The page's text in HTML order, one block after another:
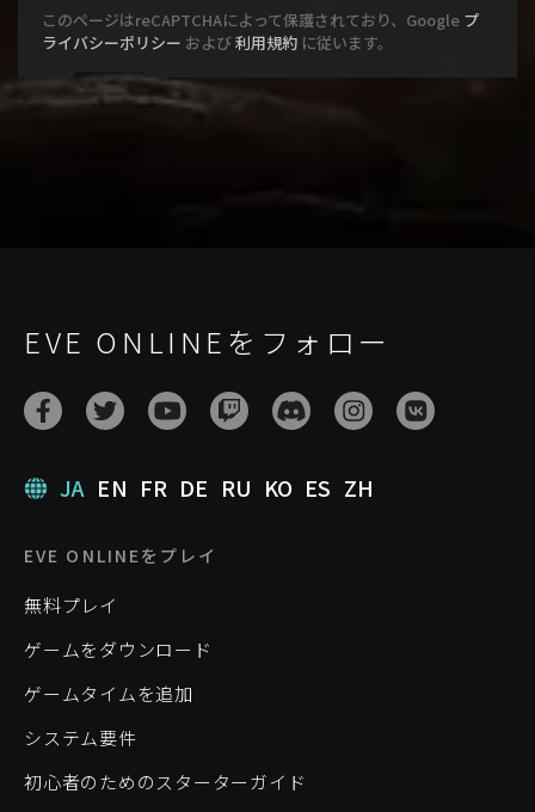
このページはreCAPTCHAによって保護されており、Google プ
ライバシーポリシー および利用規約 に従います。
EVE ONLINEをフォロー
JA EN FR DE RU KO ES ZH
EVE ONLINEをプレイ
無料プレイ
ゲームをダウンロード
ゲームタイムを追加
システム要件
初心者のためのスターターガイド